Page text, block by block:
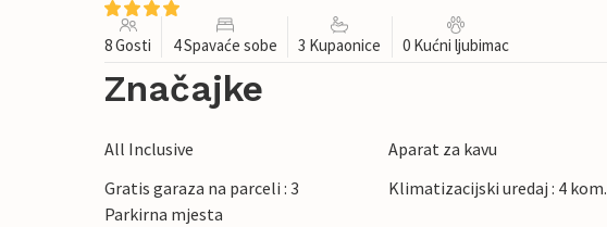
8 Gosti 4 Spavaće sobe 3 Kupaonice 0 Kućni ljubimac
Značajke
All Inclusive Aparat za kavu
Gratis garaza na parceli : 3
Parkirna mjesta
Klimatizacijski uredaj : 4 kom.